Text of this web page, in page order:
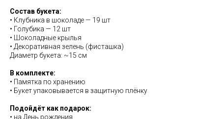
Состав букета:
• Клубника в шоколаде — 19 шт
• Голубика — 12 шт
• Шоколадные крылья
• Декоративная зелень (фисташка)
Диаметр букета: ~15 см
В комплекте:
• Памятка по хранению
• Букет упаковывается в защитную плёнку
Подойдёт как подарок:
• на День рождения